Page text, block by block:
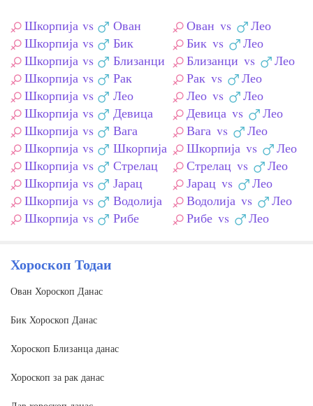
Шкорпија vs
Ован
Шкорпија vs
Бик
Шкорпија vs
Близанци
Шкорпија vs
Рак
Шкорпија vs
Лео
Шкорпија vs
Девица
Шкорпија vs
Вага
Шкорпија vs
Шкорпија
Шкорпија vs
Стрелац
Шкорпија vs
Јарац
Шкорпија vs
Водолија
Шкорпија vs Рибе
Ован vs
Лео
Бик vs
Лео
Близанци vs
Лео
Рак vs
Лео
Лео vs
Лео
Девица vs
Лео
Вага vs
Лео
Шкорпија vs
Лео
Стрелац vs
Лео
Јарац vs
Лео
Водолија vs
Лео
Рибе vs Лео
Хороскоп Тодаи
Ован Хороскоп Данас
Бик Хороскоп Данас
Хороскоп Близанца данас
Хороскоп за рак данас